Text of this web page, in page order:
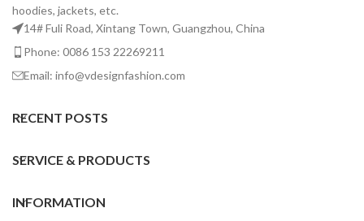
hoodies, jackets, etc.
14# Fuli Road, Xintang Town, Guangzhou, China
Phone: 0086 153 22269211
Email: info@vdesignfashion.com
RECENT POSTS
SERVICE & PRODUCTS
INFORMATION